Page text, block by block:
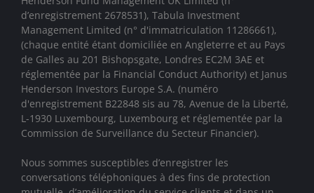
d’enregistrement 2678531), Tabula Investment
Management Limited (n° d'immatriculation 11286661),
(chaque entité étant domiciliée en Angleterre et au Pays
de Galles au 201 Bishopsgate, Londres EC2M 3AE et
réglementée par la Financial Conduct Authority) et Janus
Henderson Investors Europe S.A. (numéro
d'enregistrement B22848 sis au 78, Avenue de la Liberté,
L-1930 Luxembourg, Luxembourg et réglementée par la
Commission de Surveillance du Secteur Financier).
Nous sommes susceptibles d’enregistrer les
conversations téléphoniques à des fins de protection